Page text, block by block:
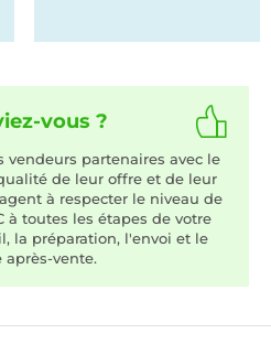
vous ?
vendeurs partenaires avec le
de leur offre et de leur
à respecter le niveau de
à toutes les étapes de votre
la préparation, l'envoi et le
après-vente.